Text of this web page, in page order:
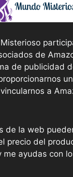
de
de publicidad
a
de la web
precio del
me ayudas con